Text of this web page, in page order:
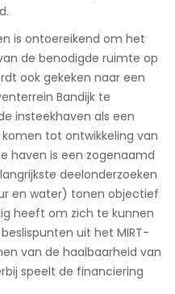
is ontoereikend om het
de benodigde ruimte op
ook gekeken naar een
Bandijk te
insteekhaven als een
tot ontwikkeling van
haven is een zogenaamd
deelonderzoeken
en water) tonen objectief
heeft om zich te kunnen
uit het MIRT-
van de haalbaarheid van
speelt de financiering